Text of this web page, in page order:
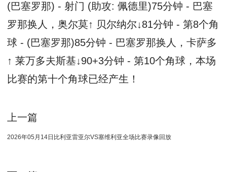
(巴塞罗那) - 射门 (助攻: 佩德里)75分钟 - 巴塞
罗那换人，奥尔莫↑ 贝尔纳尔↓81分钟 - 第8个角
球 - (巴塞罗那)85分钟 - 巴塞罗那换人，卡萨多
↑ 莱万多夫斯基↓90+3分钟 - 第10个角球，本场
比赛的第十个角球已经产生！
上一篇
2026年05月14日比利亚雷亚尔VS塞维利亚全场比赛录像回放